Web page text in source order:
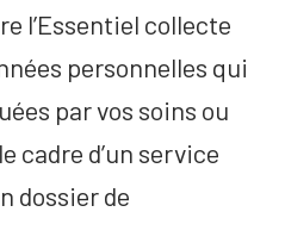
l’Essentiel collecte
personnelles qui
par vos soins ou
cadre d’un service
dossier de